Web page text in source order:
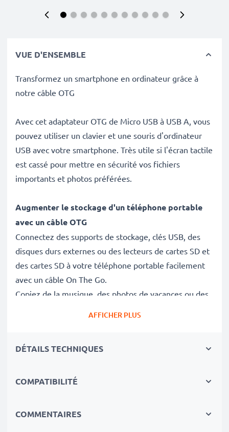
VUE D'ENSEMBLE
Transformez un smartphone en ordinateur grâce à
notre câble OTG
Avec cet adaptateur OTG de Micro USB à USB A, vous
pouvez utiliser un clavier et une souris d'ordinateur
USB avec votre smartphone. Très utile si l'écran tactile
est cassé pour mettre en sécurité vos fichiers
importants et photos préférées.
Augmenter le stockage d'un téléphone portable
avec un câble OTG
Connectez des supports de stockage, clés USB, des
disques durs externes ou des lecteurs de cartes SD et
des cartes SD à votre téléphone portable facilement
avec un câble On The Go.
Copiez de la musique, des photos de vacances ou des
vous voulez - sans alourdir la mémoire interne du
Vous pouvez également connecter votre téléphone
AFFICHER PLUS
DÉTAILS TECHNIQUES
COMPATIBILITÉ
COMMENTAIRES